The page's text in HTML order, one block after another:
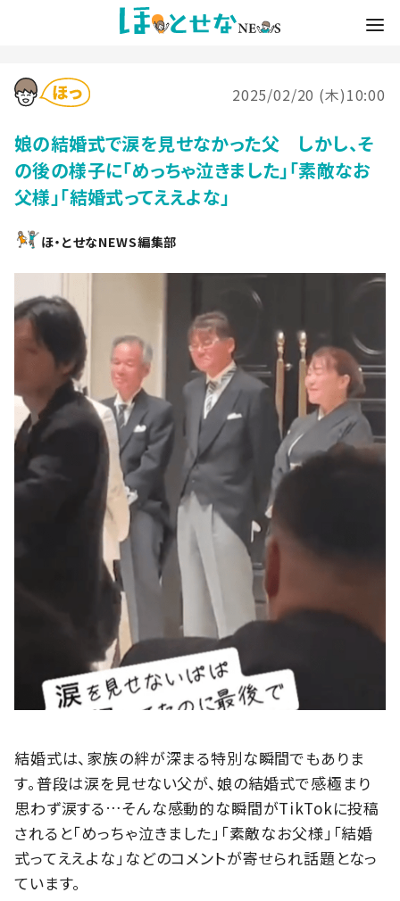
2025/02/20 (木)10:00
娘の結婚式で涙を見せなかった父 しかし、そ
の後の様子に「めっちゃ泣きました」「素敵なお
父様」「結婚式ってええよな」
ほ・とせなNEWS編集部
結婚式は、家族の絆が深まる特別な瞬間でもありま
す。普段は涙を見せない父が、娘の結婚式で感極まり
思わず涙する…そんな感動的な瞬間がTikTokに投稿
されると「めっちゃ泣きました」「素敵なお父様」「結婚
式ってええよな」などのコメントが寄せられ話題となっ
ています。